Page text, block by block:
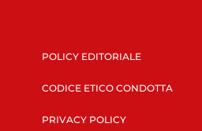
POLICY EDITORIALE
CODICE ETICO CONDOTTA
PRIVACY POLICY